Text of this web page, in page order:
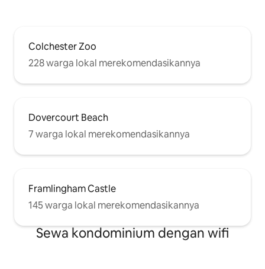
Colchester Zoo
228 warga lokal merekomendasikannya
Dovercourt Beach
7 warga lokal merekomendasikannya
Framlingham Castle
145 warga lokal merekomendasikannya
Sewa kondominium dengan wifi